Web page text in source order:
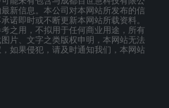
新信息。本公司对本网站所发布的信
诺即时或不断更新本网站所载资料。
之用，不拟用于任何商业用途，所有
片、文字之类版权申明，本网站无法
如果侵犯，请及时通知我们，本网站